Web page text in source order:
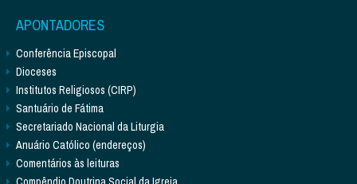
APONTADORES
Conferência Episcopal
Dioceses
Institutos Religiosos (CIRP)
Santuário de Fátima
Secretariado Nacional da Liturgia
Anuário Católico (endereços)
Comentários às leituras